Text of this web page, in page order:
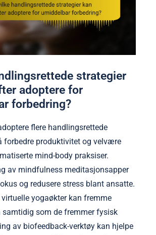
strategier
adoptere for
forbedring?
flere handlingsrettede
forbedre produktivitet og velvære
mind-body praksiser.
av mindfulness meditasjonsapper
og redusere stress blant ansatte.
virtuelle yogaøkter kan fremme
samtidig som de fremmer fysisk
av biofeedback-verktøy kan hjelpe